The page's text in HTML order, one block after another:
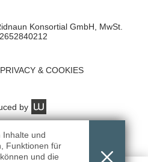
Inhalte und
Funktionen für
und die
Konsortial GmbH, MwSt.
PRIVACY & COOKIES
by